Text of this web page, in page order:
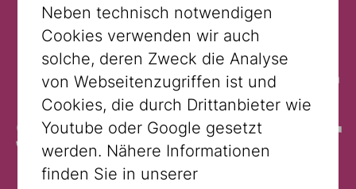
Der Inhalt
steht in dieser
Sprache leider
Neben technisch notwendigen
Cookies verwenden wir auch
solche, deren Zweck die Analyse
von Webseitenzugriffen ist und
Cookies, die durch Drittanbieter wie
Youtube oder Google gesetzt
werden. Nähere Informationen
finden Sie in unserer